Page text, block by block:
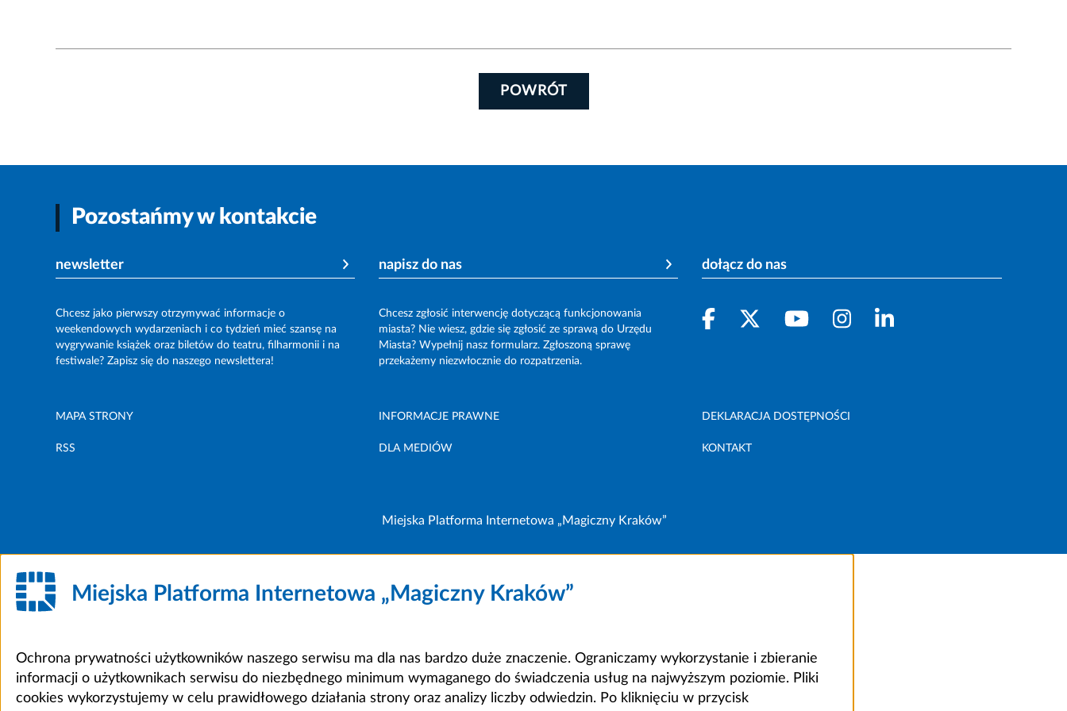
POWRÓT
Pozostańmy w kontakcie
newsletter
Chcesz jako pierwszy otrzymywać informacje o
weekendowych wydarzeniach i co tydzień mieć szansę na
wygrywanie książek oraz biletów do teatru, filharmonii i na
festiwale? Zapisz się do naszego newslettera!
napisz do nas
Chcesz zgłosić interwencję dotyczącą funkcjonowania
miasta? Nie wiesz, gdzie się zgłosić ze sprawą do Urzędu
Miasta? Wypełnij nasz formularz. Zgłoszoną sprawę
przekażemy niezwłocznie do rozpatrzenia.
dołącz do nas
MAPA STRONY INFORMACJE PRAWNE DEKLARACJA DOSTĘPNOŚCI
RSS DLA MEDIÓW KONTAKT
Miejska Platforma Internetowa „Magiczny Kraków”
Miejska Platforma Internetowa „Magiczny Kraków”
Ochrona prywatności użytkowników naszego serwisu ma dla nas bardzo duże znaczenie. Ograniczamy wykorzystanie i zbieranie
informacji o użytkownikach serwisu do niezbędnego minimum wymaganego do świadczenia usług na najwyższym poziomie. Pliki
cookies wykorzystujemy w celu prawidłowego działania strony oraz analizy liczby odwiedzin. Po kliknięciu w przycisk